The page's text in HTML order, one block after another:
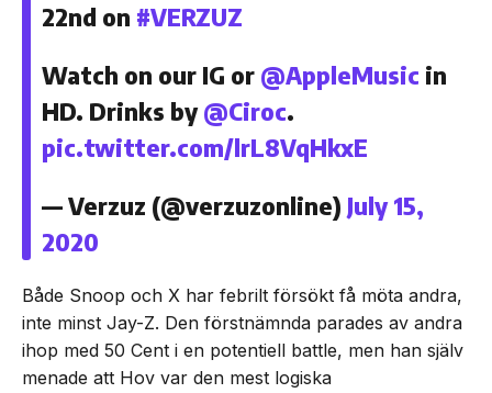
22nd on #VERZUZ
Watch on our IG or @AppleMusic in
HD. Drinks by@Ciroc.
pic.twitter.com/lrL8VqHkxE
— Verzuz (@verzuzonline) July 15,
2020
Både Snoop och X har febrilt försökt få möta andra,
inte minst Jay-Z. Den förstnämnda parades av andra
ihop med 50 Cent i en potentiell battle, men han själv
menade att Hov var den mest logiska